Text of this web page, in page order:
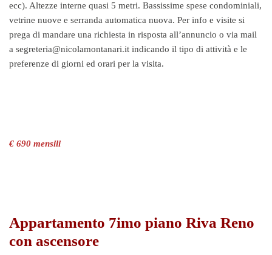
ecc). Altezze interne quasi 5 metri. Bassissime spese condominiali,
vetrine nuove e serranda automatica nuova. Per info e visite si
prega di mandare una richiesta in risposta all’annuncio o via mail
a segreteria@nicolamontanari.it indicando il tipo di attività e le
preferenze di giorni ed orari per la visita.
€ 690 mensili
Appartamento 7imo piano Riva Reno
con ascensore